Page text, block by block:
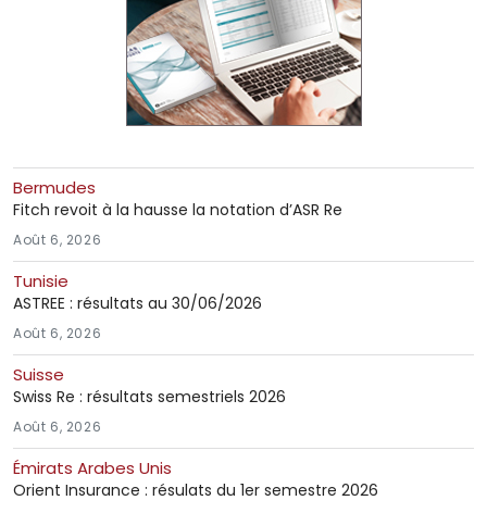
Bermudes
Fitch revoit à la hausse la notation d’ASR Re
Août 6, 2026
Tunisie
ASTREE : résultats au 30/06/2026
Août 6, 2026
Suisse
Swiss Re : résultats semestriels 2026
Août 6, 2026
Émirats Arabes Unis
Orient Insurance : résulats du 1er semestre 2026